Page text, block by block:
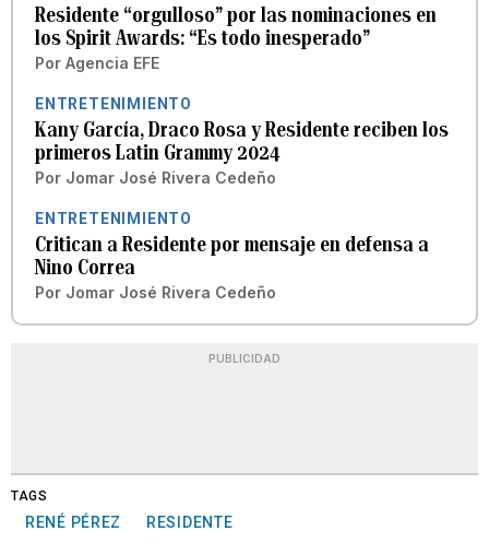
Residente “orgulloso” por las nominaciones en
los Spirit Awards: “Es todo inesperado”
Por Agencia EFE
ENTRETENIMIENTO
Kany García, Draco Rosa y Residente reciben los
primeros Latin Grammy 2024
Por Jomar José Rivera Cedeño
ENTRETENIMIENTO
Critican a Residente por mensaje en defensa a
Nino Correa
Por Jomar José Rivera Cedeño
PUBLICIDAD
TAGS
RENÉ PÉREZ RESIDENTE